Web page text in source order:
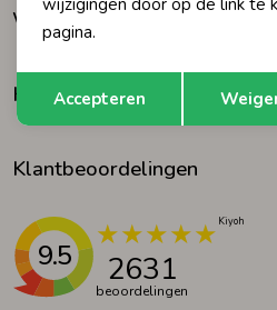
Kledingaccessoires
Boxpakjes
Ondergoed
Regenkleding &-laarzen
Waarom Humpy?
Klantenservice
Klantbeoordelingen
9.5 2631
beoordelingen
Terug
wijzigingen door op de link te
pagina.
Accepteren